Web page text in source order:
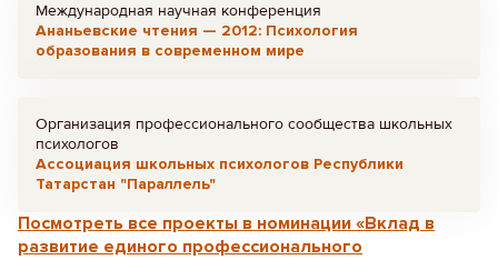
Международная научная конференция
Ананьевские чтения — 2012: Психология
образования в современном мире
Организация профессионального сообщества школьных
психологов
Ассоциация школьных психологов Республики
Татарстан "Параллель"
Посмотреть все проекты в номинации «Вклад в
развитие единого профессионального